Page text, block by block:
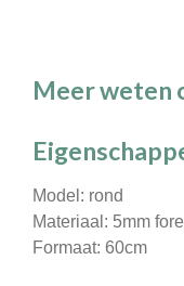
Meer weten
Model: rond
Materiaal: 5mm
Formaat: 60cm